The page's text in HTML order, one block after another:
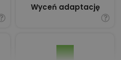
Wyceń adaptację